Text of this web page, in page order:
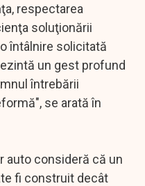
respectarea
soluţionării
întâlnire solicitată
un gest profund
întrebării
se arată în
auto consideră că un
fi construit decât